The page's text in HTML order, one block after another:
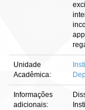
Unidade
Acadêmica:
Informações
adicionais: